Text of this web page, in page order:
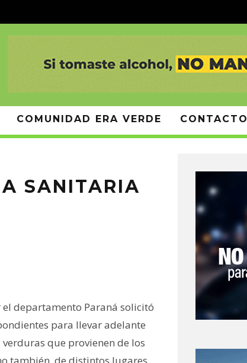
COMUNIDAD ERA VERDE CONTACTO
SANITARIA
departamento Paraná solicitó
para llevar adelante
que provienen de los